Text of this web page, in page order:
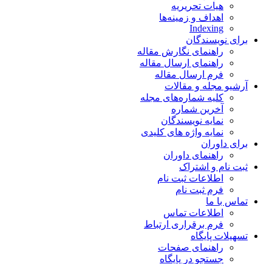
هیات تحریریه
اهداف و زمینه‌ها
Indexing
برای نویسندگان
راهنمای نگارش مقاله
راهنمای ارسال مقاله
فرم ارسال مقاله
آرشیو مجله و مقالات
کلیه شماره‌های مجله
آخرین شماره
نمایه نویسندگان
نمایه واژه های کلیدی
برای داوران
راهنمای داوران
ثبت نام و اشتراک
اطلاعات ثبت نام
فرم ثبت نام
تماس با ما
اطلاعات تماس
فرم برقراری ارتباط
تسهیلات پایگاه
راهنمای صفحات
جستجو در پایگاه